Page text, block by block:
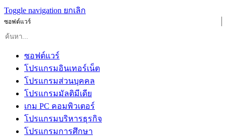
Toggle navigation ยกเลิก
ซอฟต์แวร์
ซอฟต์แวร์
โปรแกรมอินเทอร์เน็ต
โปรแกรมส่วนบุคคล
โปรแกรมมัลติมีเดีย
เกม PC คอมพิวเตอร์
โปรแกรมบริหารธุรกิจ
โปรแกรมการศึกษา